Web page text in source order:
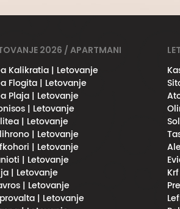
2026 / APARTMANI
Kalikratia | Letovanje
Flogita | Letovanje
Plaja | Letovanje
| Letovanje
| Letovanje
| Letovanje
| Letovanje
| Letovanje
| Letovanje
| Letovanje
| Letovanje